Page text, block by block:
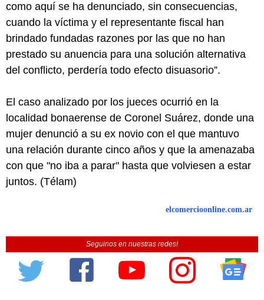
como aquí se ha denunciado, sin consecuencias,
cuando la víctima y el representante fiscal han
brindado fundadas razones por las que no han
prestado su anuencia para una solución alternativa
del conflicto, perdería todo efecto disuasorio”.
El caso analizado por los jueces ocurrió en la
localidad bonaerense de Coronel Suárez, donde una
mujer denunció a su ex novio con el que mantuvo
una relación durante cinco años y que la amenazaba
con que "no iba a parar" hasta que volviesen a estar
juntos. (Télam)
elcomercioonline.com.ar
Seguinos en nuestras redes!